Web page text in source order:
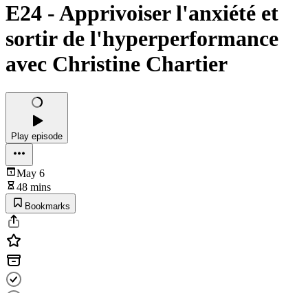
E24 - Apprivoiser l'anxiété et
sortir de l'hyperperformance
avec Christine Chartier
Play episode
May 6
48 mins
Bookmarks